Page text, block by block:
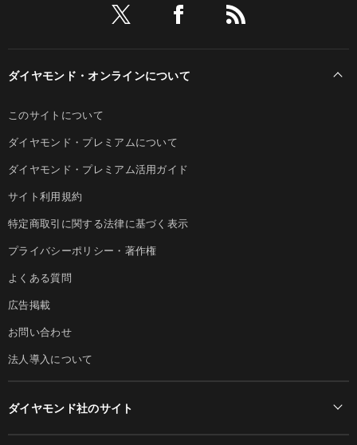
ダイヤモンド・オンラインについて
このサイトについて
ダイヤモンド・プレミアムについて
ダイヤモンド・プレミアム活用ガイド
サイト利用規約
特定商取引に関する法律に基づく表示
プライバシーポリシー・著作権
よくある質問
広告掲載
お問い合わせ
法人導入について
ダイヤモンド社のサイト